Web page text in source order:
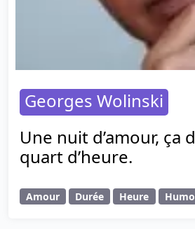
Georges Wolinski
Une nuit d’amour, ça
quart d’heure.
Amour Durée Heure